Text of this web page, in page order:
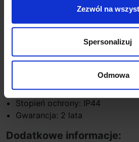
Zezwól na
Spersonalizuj
Odmowa
Barwa światła: 3000K (biała
Kąt wiązki: 380
Wysokość: 32 cm
Średnica 9,2 cm
Montaż: Podłoże
Stopień ochrony: IP44
Gwarancja: 2 lata
Dodatkowe informacje: